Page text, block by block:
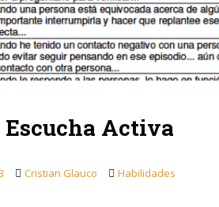
Escucha Activa
Cristian Glauco Habilidades